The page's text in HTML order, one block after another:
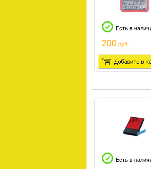
Есть в
200 руб.
Есть в